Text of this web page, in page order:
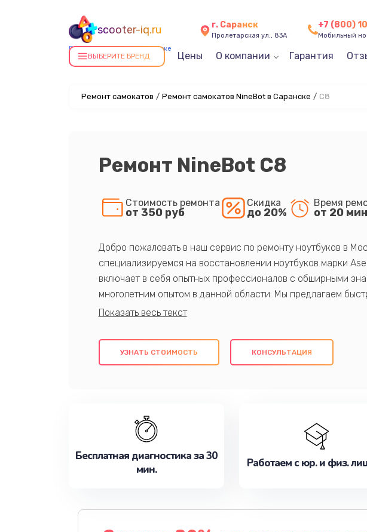
scooter-iq.ru
Ремонт самокатов в Саранске
г. Саранск
Пролетарская ул., 83А
+7 (800)
Мобильный
ВЫБЕРИТЕ БРЕНД Цены О компании Гарантия
Ремонт самокатов / Ремонт самокатов NineBot в Саранске / C8
Ремонт NineBot C8
Стоимость ремонта
от 350 руб
Скидка
до 20%
Время
от 20 мин
Добро пожаловать в наш сервис по ремонту ноутбуков в
специализируемся на восстановлении ноутбуков марки
включает в себя опытных профессионалов с обширными
многолетним опытом в данной области. Мы предлагаем
качественный ремонт с использованием оригинальных
клиентам надежное и профессиональное обслуживание,
потребности наилучшим образом. Не медлите записаться на
УЗНАТЬ СТОИМОСТЬ КОНСУЛЬТАЦИЯ
Бесплатная диагностика за 30
мин.
Работаем с юр. и физ.